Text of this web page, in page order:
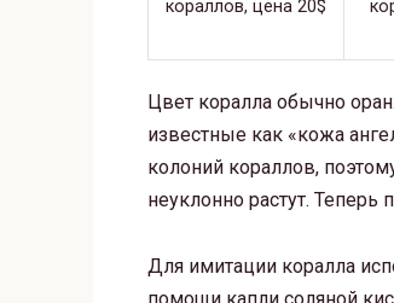
Цвет коралла обычно
известные как «кожа
колоний кораллов,
неуклонно растут. Теперь
Для имитации коралла
помощи капли соляной